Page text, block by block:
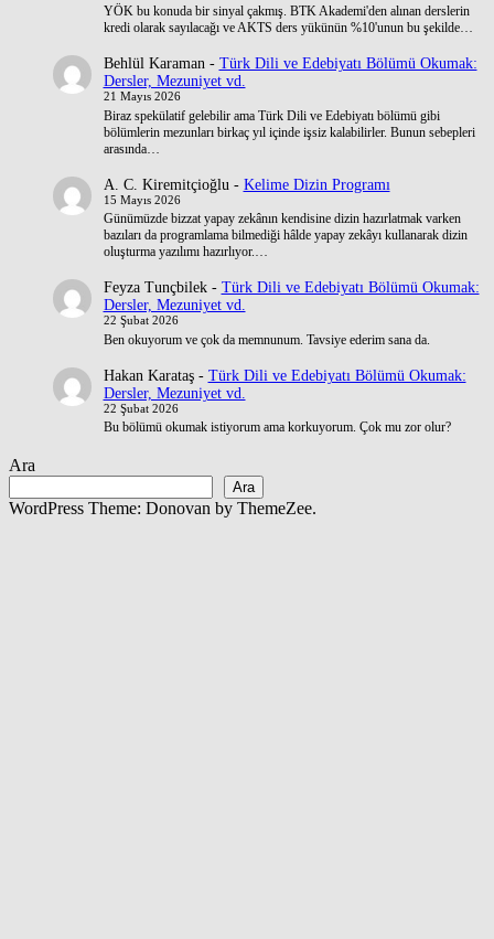
YÖK bu konuda bir sinyal çakmış. BTK Akademi'den alınan derslerin
kredi olarak sayılacağı ve AKTS ders yükünün %10'unun bu şekilde…
Behlül Karaman- Türk Dili ve Edebiyatı Bölümü Okumak:
Dersler, Mezuniyet vd.
21 Mayıs 2026
Biraz spekülatif gelebilir ama Türk Dili ve Edebiyatı bölümü gibi
bölümlerin mezunları birkaç yıl içinde işsiz kalabilirler. Bunun sebepleri
arasında…
A. C. Kiremitçioğlu - Kelime Dizin Programı
15 Mayıs 2026
Günümüzde bizzat yapay zekânın kendisine dizin hazırlatmak varken
bazıları da programlama bilmediği hâlde yapay zekâyı kullanarak dizin
oluşturma yazılımı hazırlıyor.…
Feyza Tunçbilek- Türk Dili ve Edebiyatı Bölümü Okumak:
Dersler, Mezuniyet vd.
22 Şubat 2026
Ben okuyorum ve çok da memnunum. Tavsiye ederim sana da.
Hakan Karataş- Türk Dili ve Edebiyatı Bölümü Okumak:
Dersler, Mezuniyet vd.
22 Şubat 2026
Bu bölümü okumak istiyorum ama korkuyorum. Çok mu zor olur?
Ara
Ara
WordPress Theme: Donovan by ThemeZee.